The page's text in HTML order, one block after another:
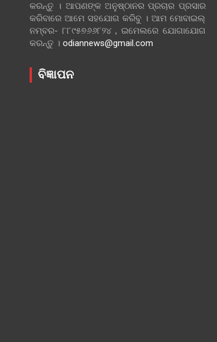
କରନ୍ତୁ । ଆପଣଙ୍କ ଅନୁଷ୍ଠାନର ପ୍ରଚାର ପ୍ରସାର
କରିବାରେ ଆମେ ସହଯୋଗ କରିବୁ । ଆମ ମୋବାଇଲ୍
ନମ୍ବର- ୮୮୯୫୭୬୬୮୨୪ , ଇମେଲରେ ଯୋଗାଯୋଗ
କରନ୍ତୁ । odiannews@gmail.com
ବିଜ୍ଞାପନ